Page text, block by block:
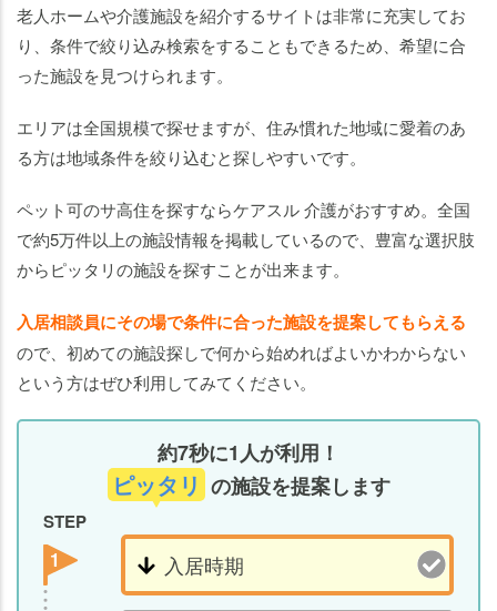
老人ホームや介護施設を紹介するサイトは非常に充実してお
り、条件で絞り込み検索をすることもできるため、希望に合
った施設を見つけられます。
エリアは全国規模で探せますが、住み慣れた地域に愛着のあ
る方は地域条件を絞り込むと探しやすいです。
ペット可のサ高住を探すならケアスル 介護がおすすめ。全国
で約5万件以上の施設情報を掲載しているので、豊富な選択肢
からピッタリの施設を探すことが出来ます。
入居相談員にその場で条件に合った施設を提案してもらえる
ので、初めての施設探しで何から始めればよいかわからない
という方はぜひ利用してみてください。
約7秒に1人が利用！
ピッタリ の施設を提案します
STEP
1